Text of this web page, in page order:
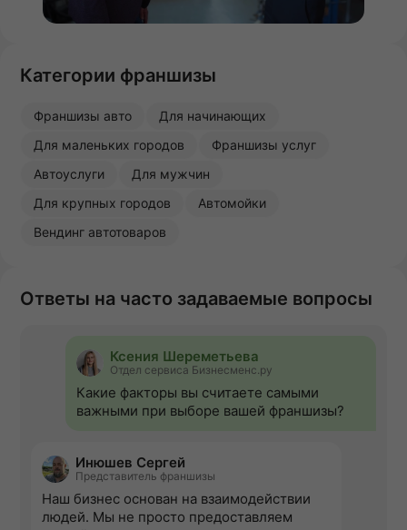
Категории франшизы
Франшизы авто
Для начинающих
Для маленьких городов
Франшизы услуг
Автоуслуги
Для мужчин
Для крупных городов
Автомойки
Вендинг автотоваров
Ответы на часто задаваемые вопросы
Ксения Шереметьева
Отдел сервиса Бизнесменс.ру
Какие факторы вы считаете самыми
важными при выборе вашей франшизы?
Инюшев Сергей
Представитель франшизы
Наш бизнес основан на взаимодействии
людей. Мы не просто предоставляем